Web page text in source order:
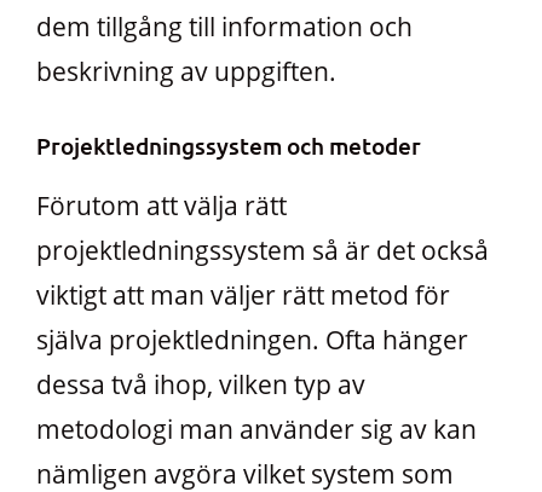
dem tillgång till information och
beskrivning av uppgiften.
Projektledningssystem och metoder
Förutom att välja rätt
projektledningssystem så är det också
viktigt att man väljer rätt metod för
själva projektledningen. Ofta hänger
dessa två ihop, vilken typ av
metodologi man använder sig av kan
nämligen avgöra vilket system som